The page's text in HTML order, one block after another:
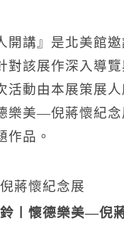
開講』是北美館
對該展作深入導
活動由本展策展
樂美—倪蔣懷紀念
作品。
蔣懷紀念展
〡懷德樂美—倪